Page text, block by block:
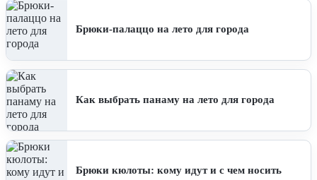
Брюки-палаццо на лето для города
Как выбрать панаму на лето для города
Брюки кюлоты: кому идут и с чем носить